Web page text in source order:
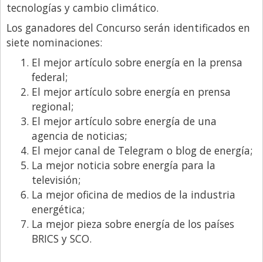
País
Política
Real Estate y Propiedades
Responsabilidad Social
Salidas
Santa Fe
Show Business
Sociedad
Tecnología
Tendencias
Viajes
tecnologías y cambio climático.
Los ganadores del Concurso serán identificados en
siete nominaciones:
El mejor artículo sobre energía en la prensa
federal;
El mejor artículo sobre energía en prensa
regional;
El mejor artículo sobre energía de una
agencia de noticias;
El mejor canal de Telegram o blog de energía;
La mejor noticia sobre energía para la
televisión;
La mejor oficina de medios de la industria
energética;
La mejor pieza sobre energía de los países
BRICS y SCO.